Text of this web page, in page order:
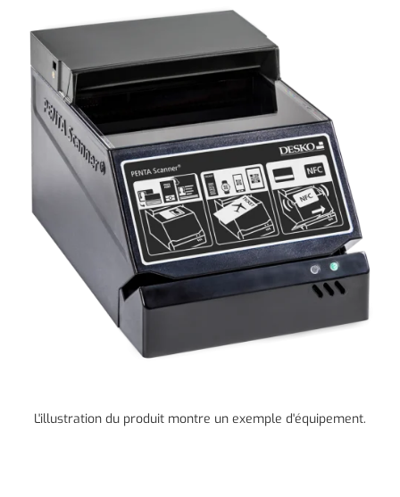
L'illustration du produit montre un exemple d'équipement.